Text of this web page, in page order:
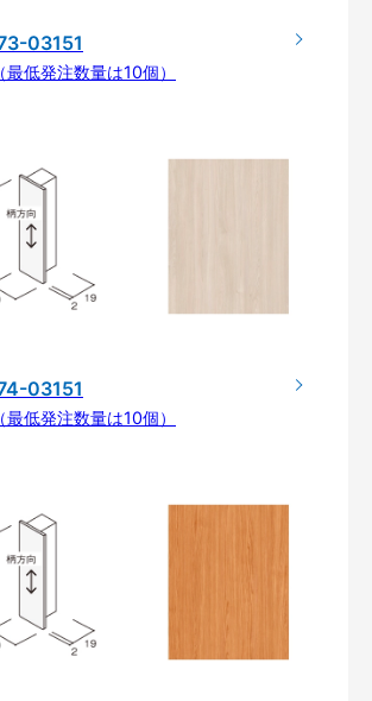
03151
低発注数量は10個）
03151
低発注数量は10個）